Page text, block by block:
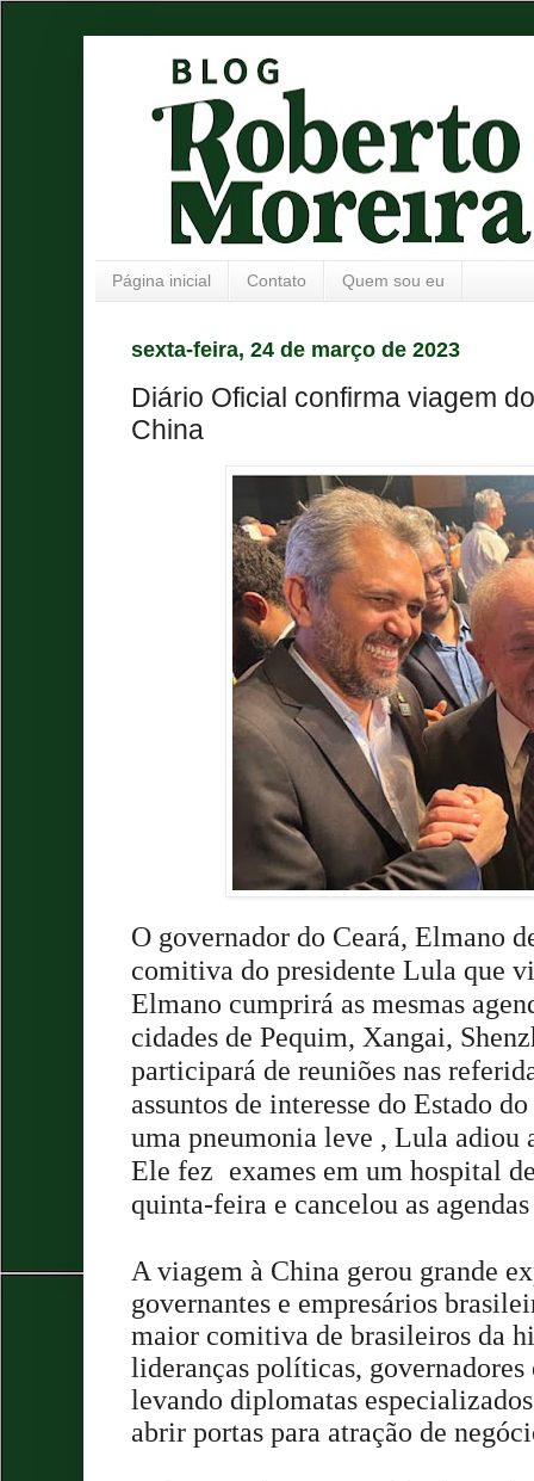
Página inicial Contato Quem sou eu
sexta-feira, 24 de março de 2023
Diário Oficial confirma viagem
China
O governador do Ceará, Elmano
comitiva do presidente Lula que
Elmano cumprirá as mesmas
cidades de Pequim, Xangai,
participará de reuniões nas
assuntos de interesse do Estado
uma pneumonia leve , Lula adiou
Ele fez exames em um hospital
quinta-feira e cancelou as
A viagem à China gerou grande
governantes e empresários
maior comitiva de brasileiros da
lideranças políticas, governadores
levando diplomatas
abrir portas para atração de